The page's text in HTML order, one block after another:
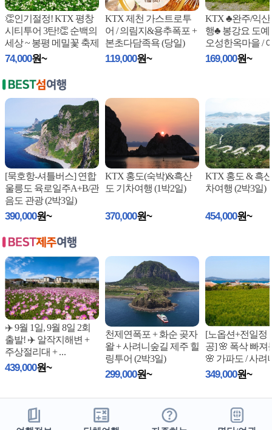
👏인기절정! KTX 평창
시티투어 3탄!👏 순백의
세상 ~ 봉평 메밀꽃 축제
+ 달...
74,000원~
KTX 제천 가스트로투
어 / 의림지&용추폭포 +
본초다담족욕 (당일)
119,000원~
KTX ♣완주/익산
행♣ 봉강요 도예
오성한옥마을 /
정원 (당일)
169,000원~
[묵호항-셔틀버스] 연합
울릉도 육로일주A+B/관
음도 관광 (2박3일)
390,000원~
KTX 홍도(숙박)&흑산
도 기차여행 (1박2일)
370,000원~
KTX 홍도 & 흑
차여행 (2박3일)
454,000원~
✈️ 9월 1일, 9월 8일 2회
출발! ✈️ 알작지해변 +
주상절리대 +...
439,000원~
천제연폭포 + 화순 곶자
왈 + 사려니숲길 제주 힐
링투어 (2박3일)
299,000원~
[노옵션+전일정
공] 🌸 폭삭 빠져
🌸 가파도 / 사려
/ 드...
349,000원~